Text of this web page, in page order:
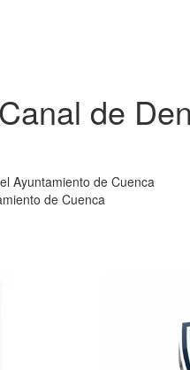
de
Ayuntamiento de Cuenca
de Cuenca